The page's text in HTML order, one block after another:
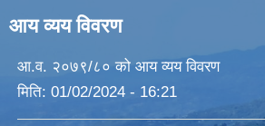
आय व्यय विवरण
आ.व. २०७९/८० को आय व्यय विवरण
मिति: 01/02/2024 - 16:21